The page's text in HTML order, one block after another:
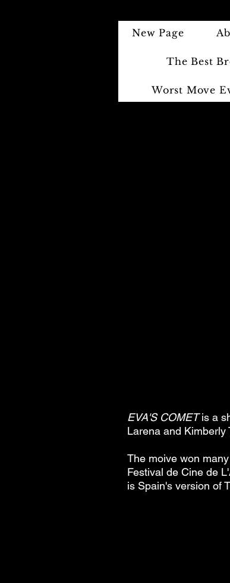
New Page
The Best
Worst Move
EVA'S COMETis a
Larena and Kimberly
The moive won
Festival de Cine de
is Spain's version of